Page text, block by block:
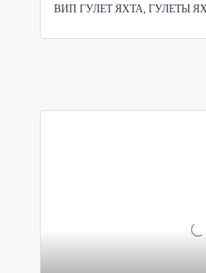
ВИП ГУЛЕТ ЯХТА, ГУЛЕТЫ